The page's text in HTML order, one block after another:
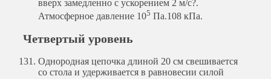
вверх замедленно с ускорением 2 м/с?.
Атмосферное давление 105 Па.108 кПа.
Четвертый уровень
Однородная цепочка длиной 20 см свешивается
со стола и удерживается в равновесии силой